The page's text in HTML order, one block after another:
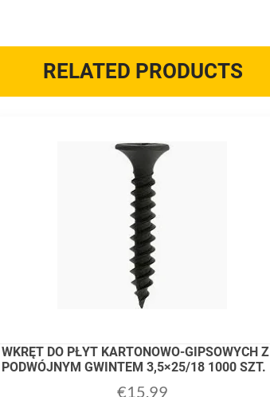
RELATED PRODUCTS
WKRĘT DO PŁYT KARTONOWO-GIPSOWYCH Z
PODWÓJNYM GWINTEM 3,5×25/18 1000 SZT.
€15,99